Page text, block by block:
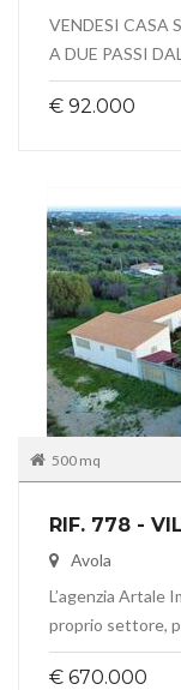
VENDESI CASA
A DUE PASSI
€ 92.000
500 mq
RIF. 778 -
Avola
L’agenzia Artale
proprio settore,
€ 670.000